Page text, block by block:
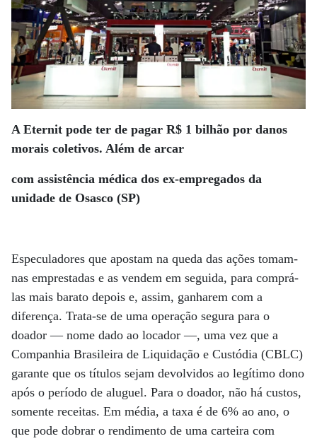
A Eternit pode ter de pagar R$ 1 bilhão por danos
morais coletivos. Além de arcar
com assistência médica dos ex-empregados da
unidade de Osasco (SP)
Especuladores que apostam na queda das ações tomam-
nas emprestadas e as vendem em seguida, para comprá-
las mais barato depois e, assim, ganharem com a
diferença. Trata-se de uma operação segura para o
doador — nome dado ao locador —, uma vez que a
Companhia Brasileira de Liquidação e Custódia (CBLC)
garante que os títulos sejam devolvidos ao legítimo dono
após o período de aluguel. Para o doador, não há custos,
somente receitas. Em média, a taxa é de 6% ao ano, o
que pode dobrar o rendimento de uma carteira com